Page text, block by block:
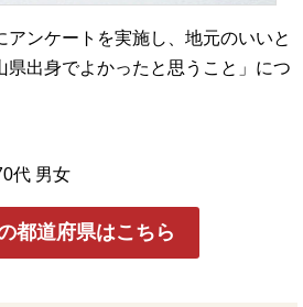
アンケートを実施し、地元のいいと
県出身でよかったと思うこと」につ
代 男女
都道府県はこちら